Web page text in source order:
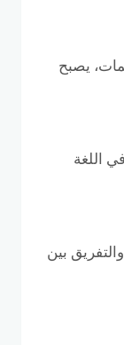
يصبح
اللغة
بين